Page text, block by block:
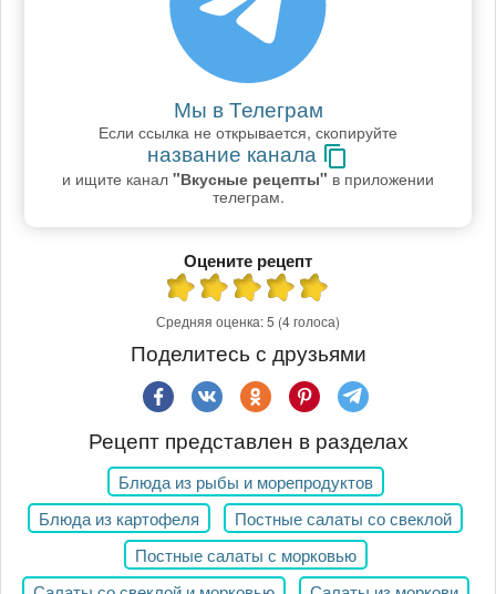
Мы в Телеграм
Если ссылка не открывается, скопируйте
название канала
и ищите канал "Вкусные рецепты" в приложении
телеграм.
Оцените рецепт
Средняя оценка:5 (4 голоса)
Поделитесь с друзьями
Рецепт представлен в разделах
Блюда из рыбы и морепродуктов
Блюда из картофеля
Постные салаты со свеклой
Постные салаты с морковью